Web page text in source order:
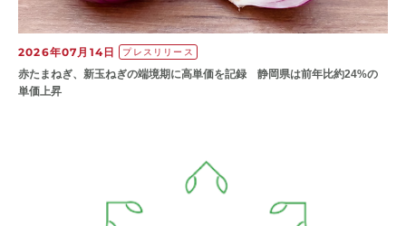
2026年07月14日 プレスリリース
赤たまねぎ、新玉ねぎの端境期に高単価を記録 静岡県は前年比約24%の
単価上昇